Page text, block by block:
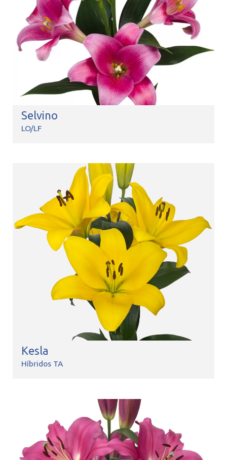
Selvino
LO/LF
Kesla
Híbridos TA